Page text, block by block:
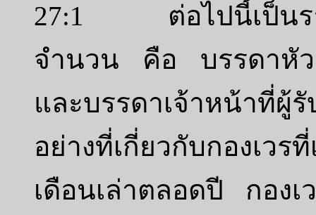
27:1 ต่อไปนี้เป็นรา
จำนวน คือ บรรดาหั
และบรรดาเจ้าหน้าที่ผู้
อย่างที่เกี่ยวกับกองเว
เดือนเล่าตลอดปี กอง